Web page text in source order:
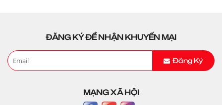
ĐĂNG KÝ ĐỂ NHẬN KHUYẾN MẠI
Đăng Ký
MẠNG XÃ HỘI